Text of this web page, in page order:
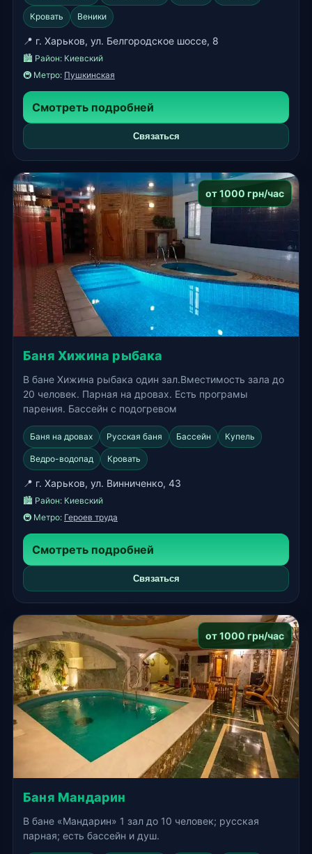
Кровать Веники
📍 г. Харьков, ул. Белгородское шоссе, 8
🏙️ Район: Киевский
🚇 Метро: Пушкинская
Смотреть подробней
Связаться
от 1000 грн/час
Баня Хижина рыбака
В бане Хижина рыбака один зал.Вместимость зала до
20 человек. Парная на дровах. Есть програмы
парения. Бассейн с подогревом
Баня на дровах Русская баня Бассейн Купель
Ведро-водопад Кровать
📍 г. Харьков, ул. Винниченко, 43
🏙️ Район: Киевский
🚇 Метро: Героев труда
Смотреть подробней
Связаться
от 1000 грн/час
Баня Мандарин
В бане «Мандарин» 1 зал до 10 человек; русская
парная; есть бассейн и душ.